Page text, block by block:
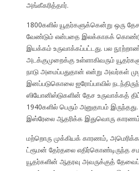
அங்கீகரித்தார்.
1800களில் யூதர்களுக்கென்று ஒரு
வேண்டும் என்பதை இலக்காகக்
இயக்கம் உருவாக்கப்பட்டது. பல
அடக்குமுறைக்கு உள்ளாகிவரும்
நாடு அமைப்பதுதான் என்று அவர்கள்
இனப்படுகொலை ஐரோப்பாவில்
ஸியோனிஸ்டுகளின் தேச உருவாக்கத்
1940களில் பெரும் அனுதாபம்
இஸ்ரேலை ஆதரிக்க இதுவொரு
மற்றொரு முக்கியக் காரணம், அமெரிக்க
ட்ரூமன் தேர்தலை எதிர்கொண்டிருந்த
யூதர்களின் ஆதரவு அவருக்குத்